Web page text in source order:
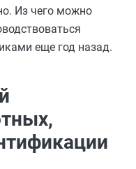
Из чего можно
еще год назад.